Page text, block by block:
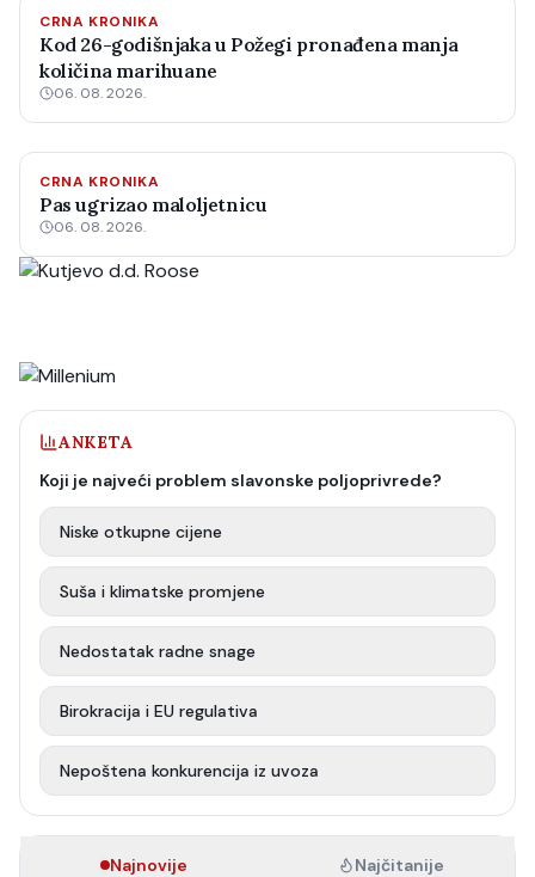
CRNA KRONIKA
Kod 26-godišnjaka u Požegi pronađena manja
količina marihuane
06. 08. 2026.
CRNA KRONIKA
Pas ugrizao maloljetnicu
06. 08. 2026.
ANKETA
Koji je najveći problem slavonske poljoprivrede?
Niske otkupne cijene
Suša i klimatske promjene
Nedostatak radne snage
Birokracija i EU regulativa
Nepoštena konkurencija iz uvoza
Najnovije Najčitanije